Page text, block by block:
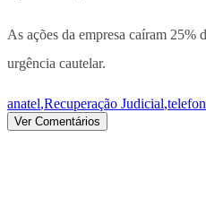
As ações da empresa caíram 25%
urgência cautelar.
anatel,Recuperação Judicial,
Ver Comentários